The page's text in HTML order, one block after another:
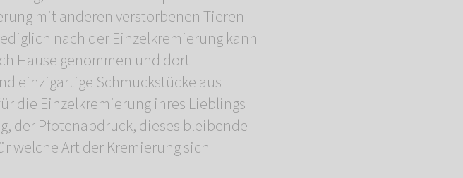
mit anderen verstorbenen Tieren
nach der Einzelkremierung kann
Hause genommen und dort
einzigartige Schmuckstücke aus
die Einzelkremierung ihres Lieblings
der Pfotenabdruck, dieses bleibende
welche Art der Kremierung sich